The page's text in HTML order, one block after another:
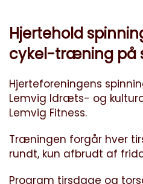
Hjertehold
cykel-træning på
Hjerteforeningens
Lemvig Idræts- og
Lemvig Fitness.
Træningen forgår hver
rundt, kun afbrudt af
Program tirsdage og